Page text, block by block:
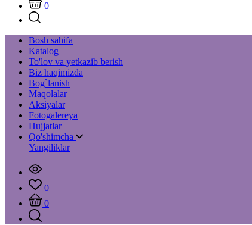
0
Bosh sahifa
Katalog
To'lov va yetkazib berish
Biz haqimizda
Bog`lanish
Maqolalar
Aksiyalar
Fotogalereya
Hujjatlar
Qo'shimcha
Yangiliklar
0
0